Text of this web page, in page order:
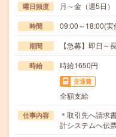
曜日頻度 月～金（週5日
時間 09:00～18:00(
期間 【急募】即日～
時給 時給1650円
交通費
全額支給
仕事内容
＊取引先へ請
計システムへ伝